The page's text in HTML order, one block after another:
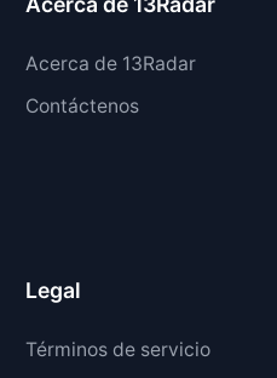
Acerca de 13Radar
Contáctenos
Legal
Términos de servicio